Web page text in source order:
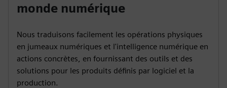
monde numérique
Nous traduisons facilement les opérations physiques
en jumeaux numériques et l'intelligence numérique en
actions concrètes, en fournissant des outils et des
solutions pour les produits définis par logiciel et la
production.